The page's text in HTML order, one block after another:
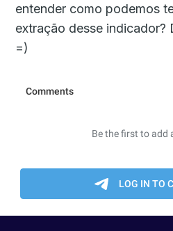
entender como podemos
extração desse indicador?
=)